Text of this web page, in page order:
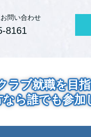
問い合わせ
8161
ラブ就職を目
ら誰でも参加